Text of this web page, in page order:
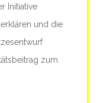
Initiative
und die
zum